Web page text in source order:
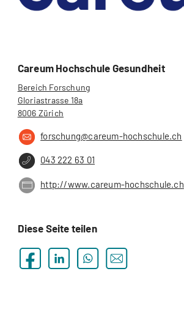
Careum Hochschule Gesundheit
Bereich Forschung
Gloriastrasse 18a
8006 Zürich
forschung@careum-hochschule.ch
043 222 63 01
http://www.careum-hochschule.ch
Diese Seite teilen